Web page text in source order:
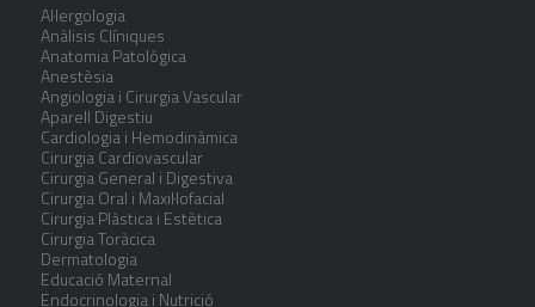
Al·lergologia
Anàlisis Clíniques
Anatomia Patològica
Anestèsia
Angiologia i Cirurgia Vascular
Aparell Digestiu
Cardiologia i Hemodinàmica
Cirurgia Cardiovascular
Cirurgia General i Digestiva
Cirurgia Oral i Maxil·lofacial
Cirurgia Plàstica i Estètica
Cirurgia Toràcica
Dermatologia
Educació Maternal
Endocrinologia i Nutrició